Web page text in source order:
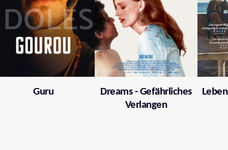
Guru
Dreams - Gefährliches
Verlangen